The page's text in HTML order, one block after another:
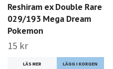
Reshiram ex Double Rare
029/193 Mega Dream
Pokemon
15 kr
LÄS MER